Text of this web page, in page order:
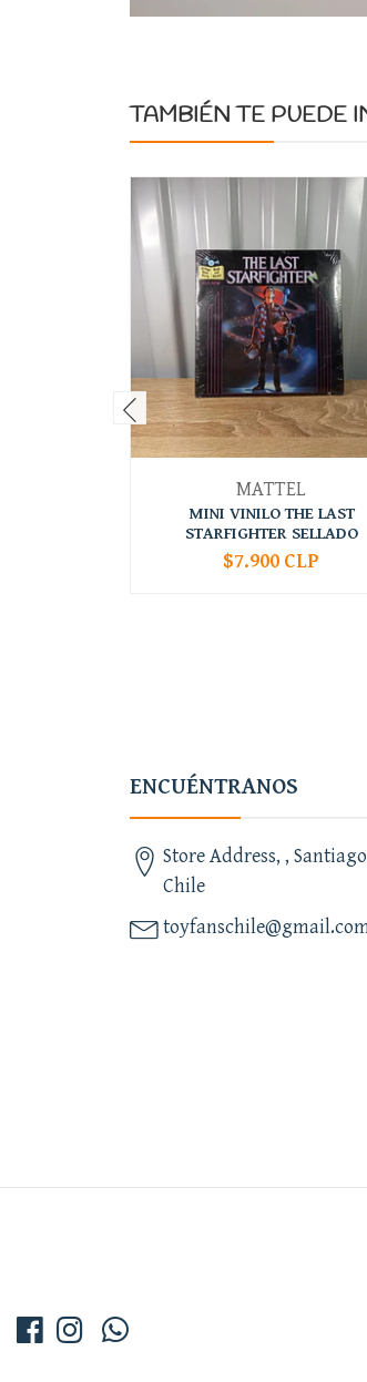
TAMBIÉN TE PUEDE
MATTEL
MINI VINILO THE LAST
STARFIGHTER SELLADO
+
$7.900 CLP
ENCUÉNTRANOS
Store Address, ,
Chile